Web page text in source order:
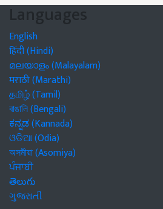
Languages
English
हिंदी (Hindi)
മലയാളം (Malayalam)
मराठी (Marathi)
தமிழ் (Tamil)
বাঙালি (Bengali)
ಕನ್ನಡ (Kannada)
ଓଡିଆ (Odia)
অসমীয়া (Asomiya)
ਪੰਜਾਬੀ
తెలుగు
ગુજરાતી